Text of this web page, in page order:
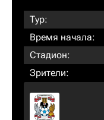
Тур:
Время начала:
Стадион:
Зрители: